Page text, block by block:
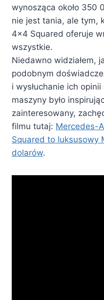
wynosząca około 350
nie jest tania, ale tym,
4×4 Squared oferuje
wszystkie.
Niedawno widziałem,
podobnym
i wysłuchanie ich
maszyny było
zainteresowany,
filmu tutaj: Mercedes-
Squared to luksusowy
dolarów.